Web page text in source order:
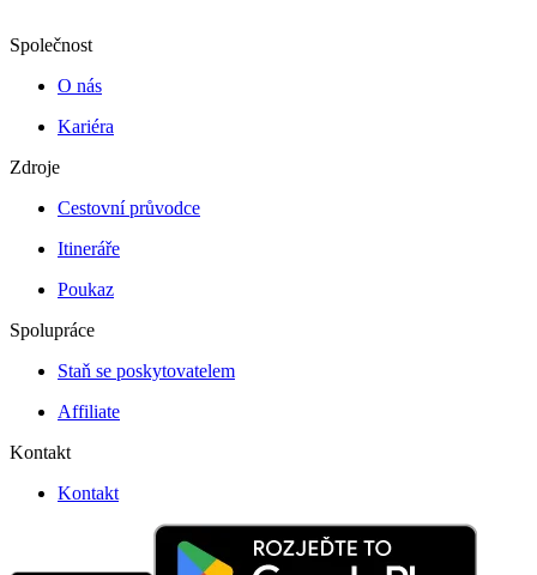
Společnost
O nás
Kariéra
Zdroje
Cestovní průvodce
Itineráře
Poukaz
Spolupráce
Staň se poskytovatelem
Affiliate
Kontakt
Kontakt